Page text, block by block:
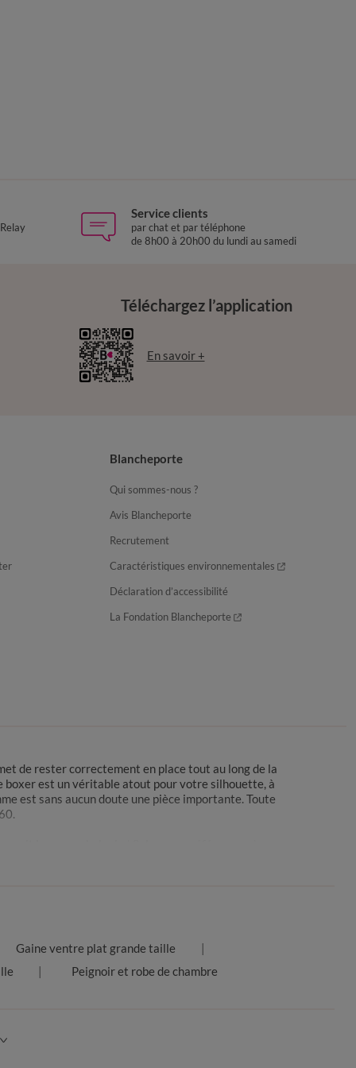
Service clients
par chat et par téléphone
de 8h00 à 20h00 du lundi au samedi
Téléchargez l’application
En savoir +
Blancheporte
Qui sommes-nous ?
Avis Blancheporte
Recrutement
Caractéristiques environnementales
Déclaration d’accessibilité
La Fondation Blancheporte
de rester correctement en place tout au long de la
boxer est un véritable atout pour votre silhouette, à
est sans aucun doute une pièce importante. Toute
de boxers grande taille pour femme, retrouvez
des matières délicates pour vous garantir un
diffèrent.
il sculpte vos hanches et galbe vos fesses, le tout
taille pas chère
Gaine ventre plat grande taille
Peignoir et robe de chambre